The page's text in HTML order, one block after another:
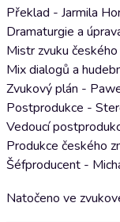
Překlad - Jarmila
Dramaturgie a
Mistr zvuku
Mix dialogů a
Zvukový plán -
Postprodukce -
Vedoucí
Produkce českého
Šéfproducent -
Natočeno ve